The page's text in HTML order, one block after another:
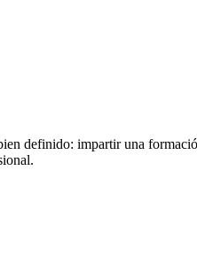
definido: impartir una